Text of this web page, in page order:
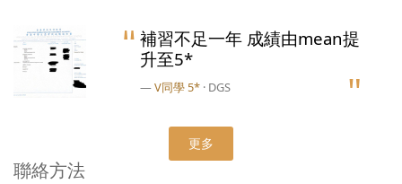
補習不足一年 成績由mean提
升至5*
V同學 5* · DGS
更多
聯絡方法